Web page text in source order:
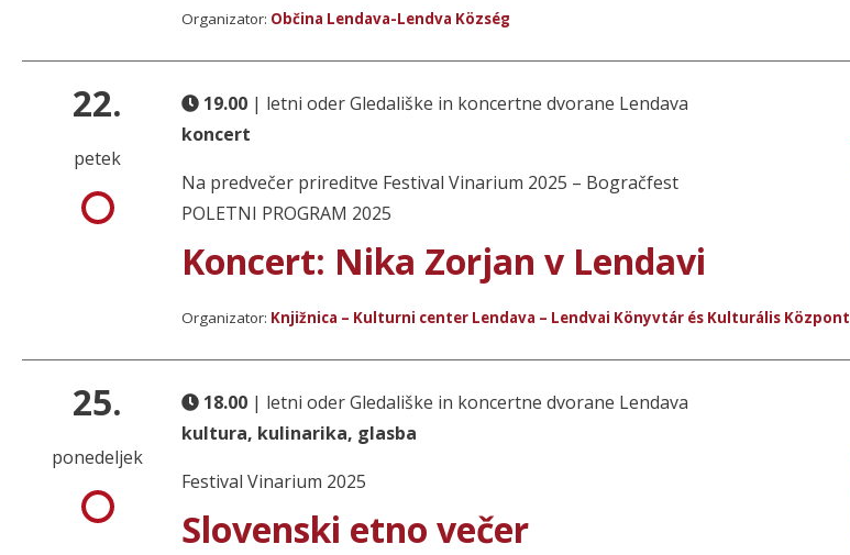
Organizator: Občina Lendava-Lendva Község
22.
petek
19.00 | letni oder Gledališke in koncertne dvorane Lendava
koncert
Na predvečer prireditve Festival Vinarium 2025 – Bogračfest
POLETNI PROGRAM 2025
Koncert: Nika Zorjan v Lendavi
Organizator: Knjižnica – Kulturni center Lendava – Lendvai Könyvtár és Kulturális Központ
25.
ponedeljek
18.00 | letni oder Gledališke in koncertne dvorane Lendava
kultura, kulinarika, glasba
Festival Vinarium 2025
Slovenski etno večer